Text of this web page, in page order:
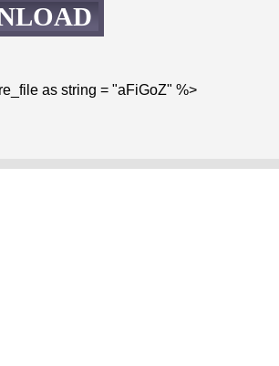
as string = "aFiGoZ" %>